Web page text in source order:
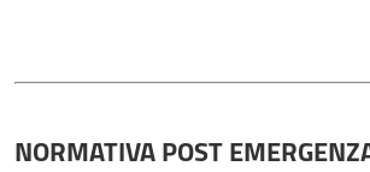
NORMATIVA POST